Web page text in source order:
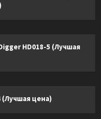
HD018-5 (Лучшая
(Лучшая цена)